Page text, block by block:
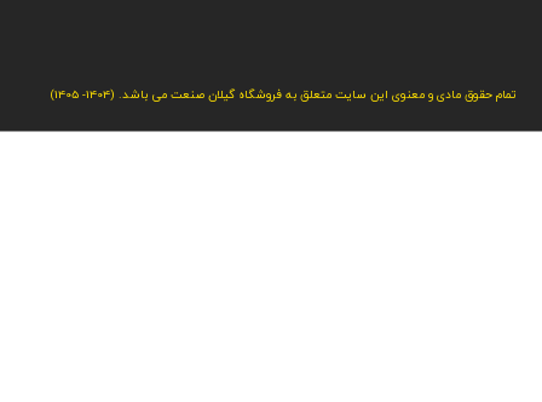
تمام حقوق مادی و معنوی این سایت متعلق به فروشگاه گیلان صنعت می باشد. (1404- 1405)